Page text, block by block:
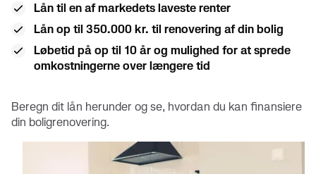
Lån til en af markedets laveste renter
Lån op til 350.000 kr. til renovering af din bolig
Løbetid på op til 10 år og mulighed for at sprede
omkostningerne over længere tid
Beregn dit lån herunder og se, hvordan du kan finansiere
din boligrenovering.